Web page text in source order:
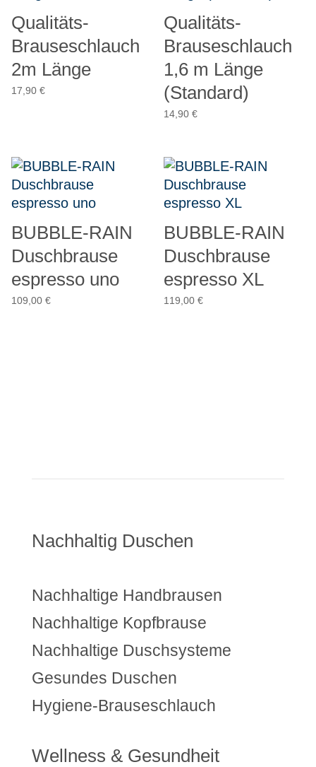
Qualitäts-
Brauseschlauch
2m Länge
17,90 €
Qualitäts-
Brauseschlauch
1,6 m Länge
(Standard)
14,90€
BUBBLE-RAIN
Duschbrause
espresso uno
109,00 €
BUBBLE-RAIN
Duschbrause
espresso XL
119,00€
Nachhaltig Duschen
Nachhaltige Handbrausen
Nachhaltige Kopfbrause
Nachhaltige Duschsysteme
Gesundes Duschen
Hygiene-Brauseschlauch
Wellness & Gesundheit